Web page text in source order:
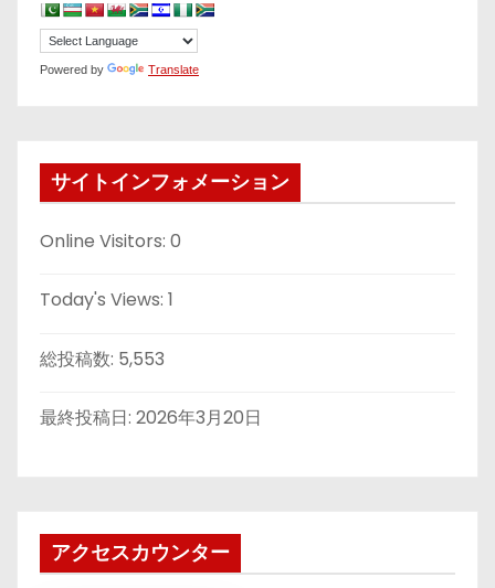
Powered by Translate
サイトインフォメーション
Online Visitors: 0
Today's Views: 1
総投稿数: 5,553
最終投稿日: 2026年3月20日
アクセスカウンター